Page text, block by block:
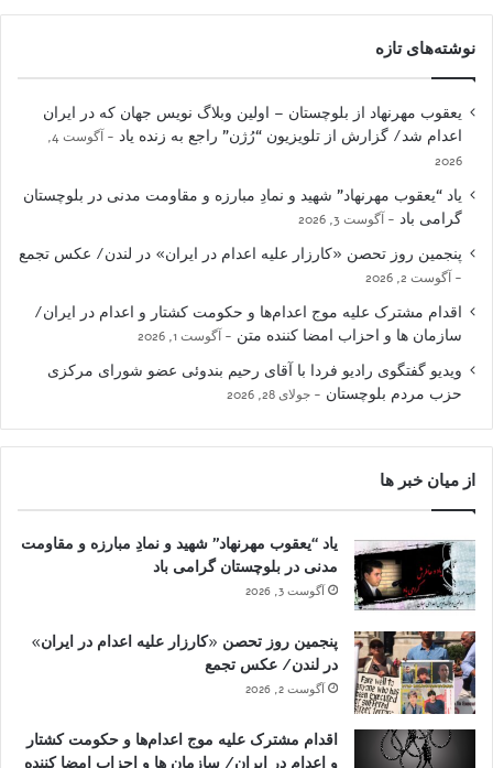
نوشته‌های تازه
یعقوب مهرنهاد از بلوچستان – اولین وبلاگ نویس جهان که در ایران
اعدام شد/ گزارش از تلویزیون “رُژن” راجع به زنده یاد
آگوست 4,
2026
یاد “یعقوب مهرنهاد” شهید و نمادِ مبارزه و مقاومت مدنی در بلوچستان
گرامی باد
آگوست 3, 2026
پنجمین روز تحصن «کارزار علیه اعدام در ایران» در لندن/ عکس تجمع
آگوست 2, 2026
اقدام مشترک علیه موج اعدام‌ها و حکومت کشتار و اعدام در ایران/
سازمان ها و احزاب امضا کننده متن
آگوست 1, 2026
ویدیو گفتگوی رادیو فردا با آقای رحیم بندوئی عضو شورای مرکزی
حزب مردم بلوچستان
جولای 28, 2026
از میان خبر ها
یاد “یعقوب مهرنهاد” شهید و نمادِ مبارزه و مقاومت
مدنی در بلوچستان گرامی باد
آگوست 3, 2026
پنجمین روز تحصن «کارزار علیه اعدام در ایران»
در لندن/ عکس تجمع
آگوست 2, 2026
اقدام مشترک علیه موج اعدام‌ها و حکومت کشتار
و اعدام در ایران/ سازمان ها و احزاب امضا کننده